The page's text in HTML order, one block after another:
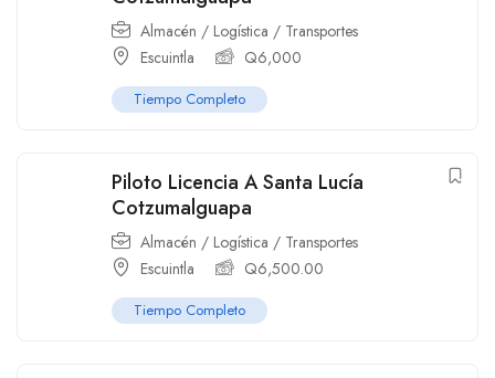
Almacén / Logística / Transportes
Escuintla
Q6,000
Tiempo Completo
Piloto Licencia A Santa Lucía
Cotzumalguapa
Almacén / Logística / Transportes
Escuintla
Q6,500.00
Tiempo Completo